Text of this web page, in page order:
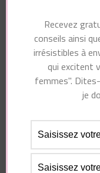
(vidéo honnête)
Vous
Recevez
conseils ainsi
irrésistibles à
qui excitent
femmes".
je